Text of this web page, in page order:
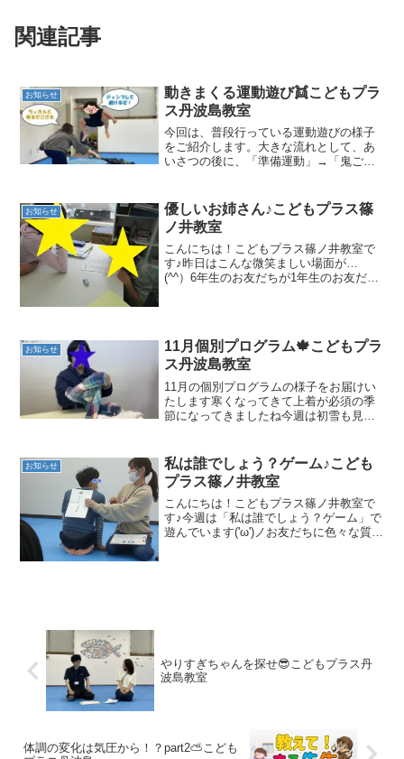
関連記事
お知らせ
動きまくる運動遊び👯こどもプラ
ス丹波島教室
今回は、普段行っている運動遊びの様子
をご紹介します。大きな流れとして、あ
いさつの後に、「準備運動」→「鬼ごっ
お知らせ
優しいお姉さん♪こどもプラス篠
ノ井教室
こんにちは！こどもプラス篠ノ井教室で
す♪昨日はこんな微笑ましい場面が…
(^^）6年生のお友だちが1年生のお友だち
られるのも、異年齢の...
お知らせ
11月個別プログラム🍁こどもプラ
ス丹波島教室
11月の個別プログラムの様子をお届けい
たします寒くなってきて上着が必須の季
節になってきましたね今週は初雪も見ら
すか？？
お知らせ
私は誰でしょう？ゲーム♪こども
プラス篠ノ井教室
こんにちは！こどもプラス篠ノ井教室で
す♪今週は「私は誰でしょう？ゲーム」で
遊んでいます('ω')ノお友だちに色々な質問
やりすぎちゃんを探せ😎こどもプラス丹
波島教室
体調の変化は気圧から！？part2⛅こども